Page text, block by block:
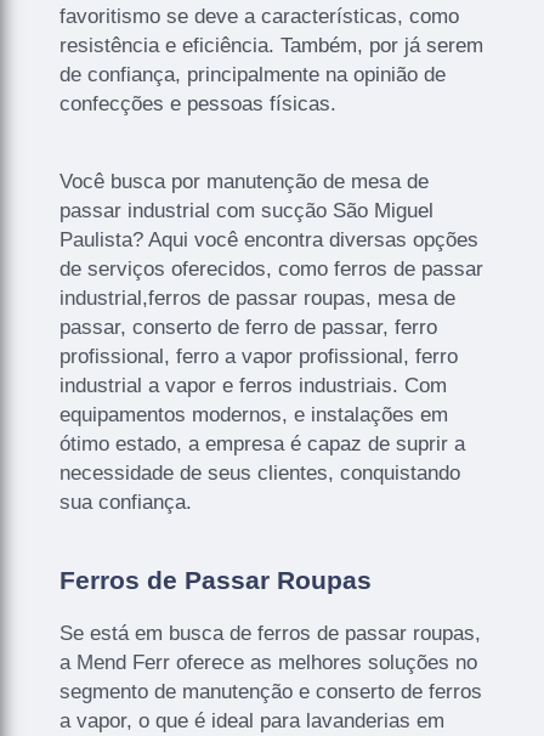
favoritismo se deve a características, como
resistência e eficiência. Também, por já serem
de confiança, principalmente na opinião de
confecções e pessoas físicas.
Você busca por manutenção de mesa de
passar industrial com sucção São Miguel
Paulista? Aqui você encontra diversas opções
de serviços oferecidos, como ferros de passar
industrial,ferros de passar roupas, mesa de
passar, conserto de ferro de passar, ferro
profissional, ferro a vapor profissional, ferro
industrial a vapor e ferros industriais. Com
equipamentos modernos, e instalações em
ótimo estado, a empresa é capaz de suprir a
necessidade de seus clientes, conquistando
sua confiança.
Ferros de Passar Roupas
Se está em busca de ferros de passar roupas,
a Mend Ferr oferece as melhores soluções no
segmento de manutenção e conserto de ferros
a vapor, o que é ideal para lavanderias em